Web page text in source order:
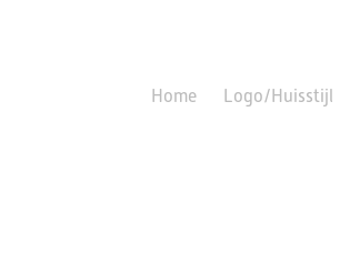
Home Logo/Huisstijl